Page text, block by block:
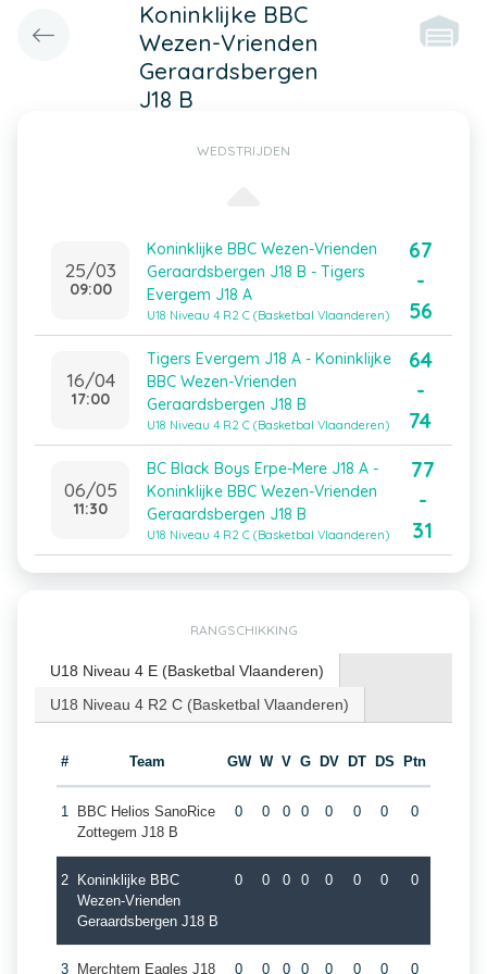
Koninklijke BBC
Wezen-Vrienden
Geraardsbergen
J18 B
WEDSTRIJDEN
25/03
09:00
Koninklijke BBC Wezen-Vrienden
Geraardsbergen J18 B - Tigers
Evergem J18 A
U18 Niveau 4 R2 C (Basketbal Vlaanderen)
67
-
56
16/04
17:00
Tigers Evergem J18 A - Koninklijke
BBC Wezen-Vrienden
Geraardsbergen J18 B
U18 Niveau 4 R2 C (Basketbal Vlaanderen)
64
-
74
06/05
11:30
BC Black Boys Erpe-Mere J18 A -
Koninklijke BBC Wezen-Vrienden
Geraardsbergen J18 B
U18 Niveau 4 R2 C (Basketbal Vlaanderen)
77
-
31
RANGSCHIKKING
U18 Niveau 4 E (Basketbal Vlaanderen)
U18 Niveau 4 R2 C (Basketbal Vlaanderen)
# Team GW W V G DV DT DS Ptn
1
BBC Helios SanoRice
Zottegem J18 B
0 0 0 0 0 0 0 0
2
Koninklijke BBC
Wezen-Vrienden
Geraardsbergen J18 B
0 0 0 0 0 0 0 0
3 Merchtem Eagles J18 0 0 0 0 0 0 0 0